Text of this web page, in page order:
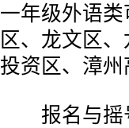
一年级外语
区、龙文区
投资区、漳州
报名与摇